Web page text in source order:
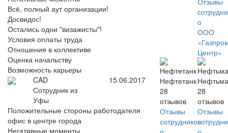
Всё, полный аут организации!
Досвидос!
Остались одни "визажисты"!
Условия оплаты труда
Отношения в коллективе
Оценка начальству
Возможность карьеры
CAD
Сотрудник из
Уфы
15.06.2017
Положительные стороны работодателя
офис в центре города
Негативные моменты
о
ООО
Центр»
Нефтетанк
28
отзывов
Отзывы
сотрудников
28
отзывов
Отзывы